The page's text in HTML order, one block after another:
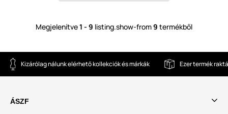
Megjelenítve1 - 9 listing.show-from9 termékből
Kizárólag nálunk elérhető kollekciók és márkák Ezer termék
ÁSZF